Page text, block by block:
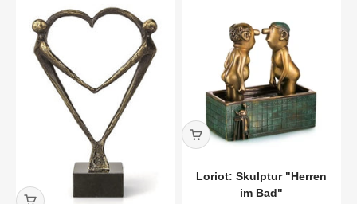
Loriot: Skulptur "Herren
im Bad"